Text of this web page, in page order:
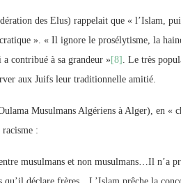
des Elus) rappelait que « l’Islam,
». « Il ignore le prosélytisme, la
contribué à sa grandeur »[8] . Le très
aux Juifs leur traditionnelle amitié.
Musulmans Algériens à Alger), en «
:
musulmans et non musulmans…Il n’a